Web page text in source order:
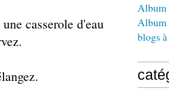
casserole d'eau
Album
Album
blogs